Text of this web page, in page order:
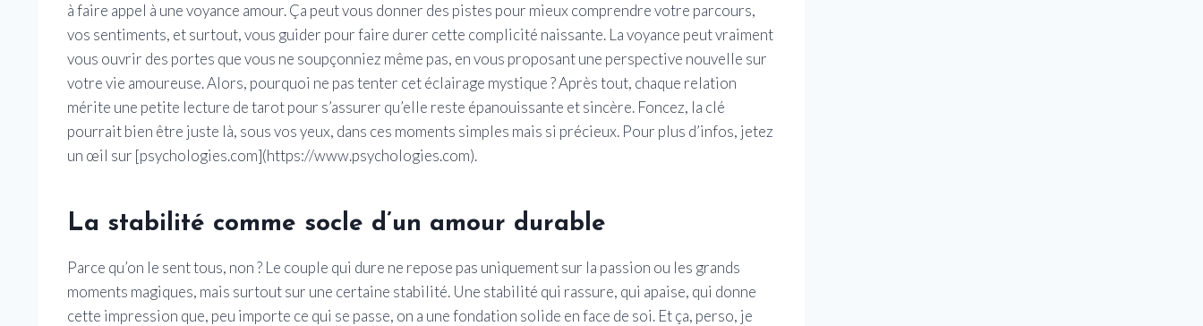
à faire appel à une voyance amour. Ça peut vous donner des pistes pour mieux comprendre votre parcours,
vos sentiments, et surtout, vous guider pour faire durer cette complicité naissante. La voyance peut vraiment
vous ouvrir des portes que vous ne soupçonniez même pas, en vous proposant une perspective nouvelle sur
votre vie amoureuse. Alors, pourquoi ne pas tenter cet éclairage mystique ? Après tout, chaque relation
mérite une petite lecture de tarot pour s’assurer qu’elle reste épanouissante et sincère. Foncez, la clé
pourrait bien être juste là, sous vos yeux, dans ces moments simples mais si précieux. Pour plus d’infos, jetez
un œil sur [psychologies.com](https://www.psychologies.com).
La stabilité comme socle d’un amour durable
Parce qu’on le sent tous, non ? Le couple qui dure ne repose pas uniquement sur la passion ou les grands
moments magiques, mais surtout sur une certaine stabilité. Une stabilité qui rassure, qui apaise, qui donne
cette impression que, peu importe ce qui se passe, on a une fondation solide en face de soi. Et ça, perso, je